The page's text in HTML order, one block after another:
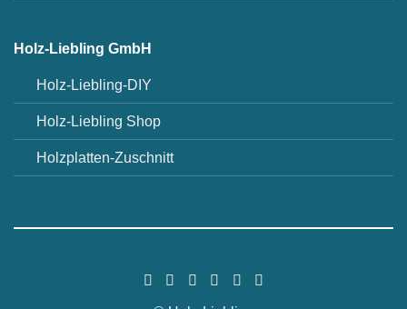
Holz-Liebling GmbH
Holz-Liebling-DIY
Holz-Liebling Shop
Holzplatten-Zuschnitt